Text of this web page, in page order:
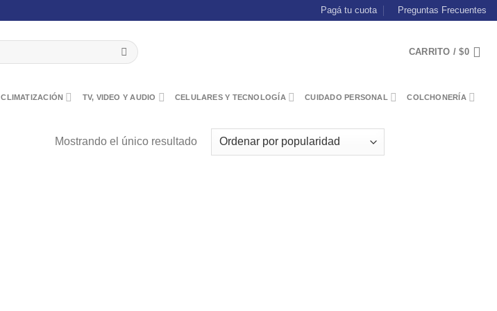
Pagá tu cuota Preguntas Frecuentes
CARRITO /$0
CLIMATIZACIÓN TV, VIDEO Y AUDIO CELULARES Y TECNOLOGÍA CUIDADO PERSONAL COLCHONERÍA
Mostrando el único resultado